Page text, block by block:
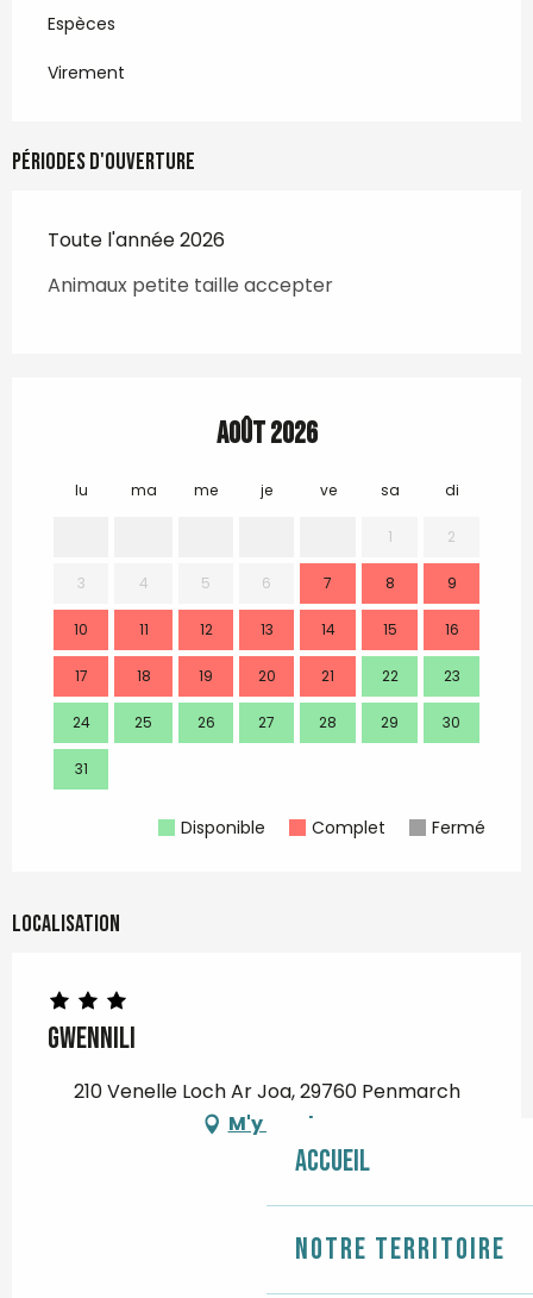
Accueil
Notre territoire
Espèces
Virement
Périodes d'ouverture
Toute l'année 2026
Animaux petite taille accepter
Août 2026
lu ma me je ve sa di
1 2
3 4 5 6 7 8 9
10 11 12 13 14 15 16
17 18 19 20 21 22 23
24 25 26 27 28 29 30
31
Disponible Complet Fermé
Localisation
GWENNILI
210 Venelle Loch Ar Joa, 29760 Penmarch
M'y rendre